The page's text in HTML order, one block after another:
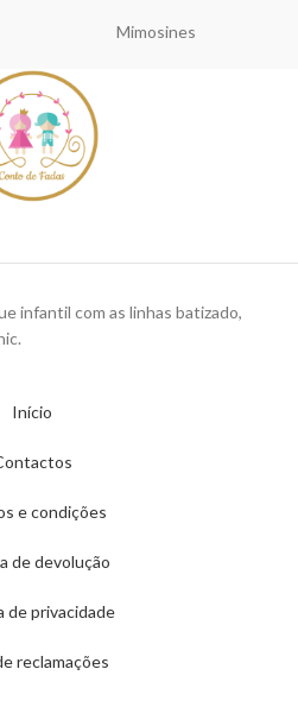
Mimosines
infantil com as linhas batizado,
Início
e condições
de devolução
de privacidade
reclamações